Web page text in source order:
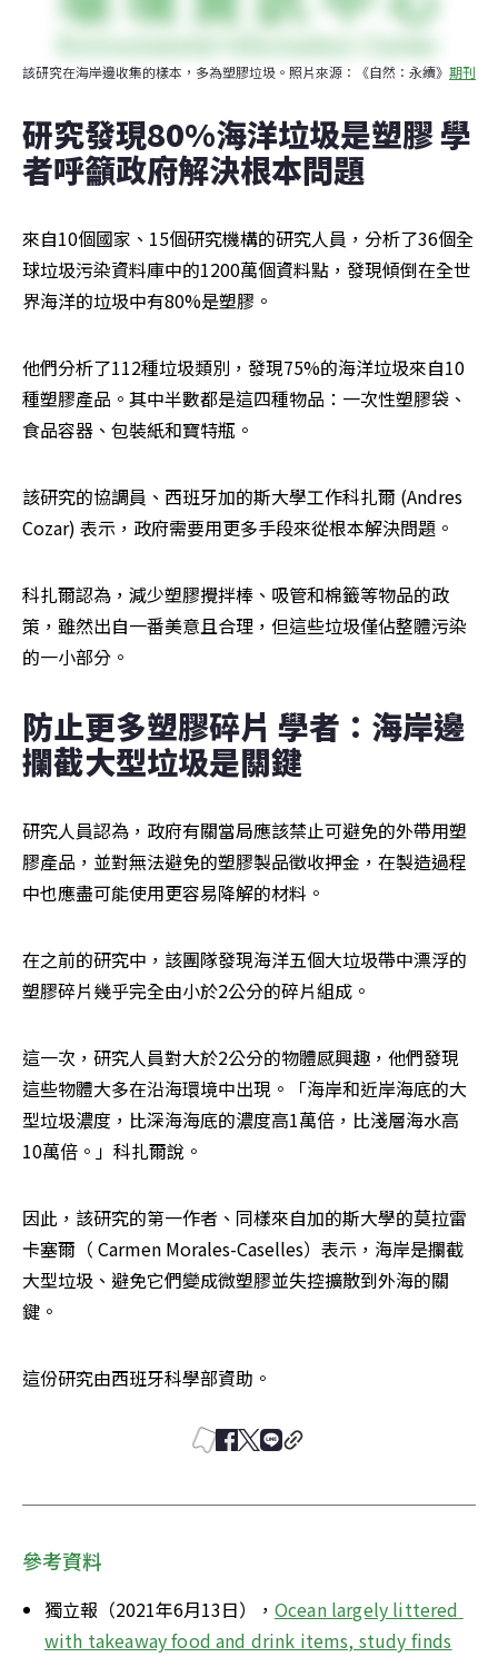
該研究在海岸邊收集的樣本，多為塑膠垃圾。照片來源：《自然：永續》 期刊
研究發現80%海洋垃圾是塑膠 學
者呼籲政府解決根本問題
來自10個國家、15個研究機構的研究人員，分析了36個全
球垃圾污染資料庫中的1200萬個資料點，發現傾倒在全世
界海洋的垃圾中有80%是塑膠。
他們分析了112種垃圾類別，發現75%的海洋垃圾來自10
種塑膠產品。其中半數都是這四種物品：一次性塑膠袋、
食品容器、包裝紙和寶特瓶。
該研究的協調員、西班牙加的斯大學工作科扎爾 (Andres
Cozar) 表示，政府需要用更多手段來從根本解決問題。
科扎爾認為，減少塑膠攪拌棒、吸管和棉籤等物品的政
策，雖然出自一番美意且合理，但這些垃圾僅佔整體污染
的一小部分。
防止更多塑膠碎片 學者：海岸邊
攔截大型垃圾是關鍵
研究人員認為，政府有關當局應該禁止可避免的外帶用塑
膠產品，並對無法避免的塑膠製品徵收押金，在製造過程
中也應盡可能使用更容易降解的材料。
在之前的研究中，該團隊發現海洋五個大垃圾帶中漂浮的
塑膠碎片幾乎完全由小於2公分的碎片組成。
這一次，研究人員對大於2公分的物體感興趣，他們發現
這些物體大多在沿海環境中出現。「海岸和近岸海底的大
型垃圾濃度，比深海海底的濃度高1萬倍，比淺層海水高
10萬倍。」科扎爾說。
因此，該研究的第一作者、同樣來自加的斯大學的莫拉雷
卡塞爾（ Carmen Morales-Caselles）表示，海岸是攔截
大型垃圾、避免它們變成微塑膠並失控擴散到外海的關
鍵。
這份研究由西班牙科學部資助。
參考資料
獨立報（2021年6月13日）， Ocean largely littered
with takeaway food and drink items, study finds